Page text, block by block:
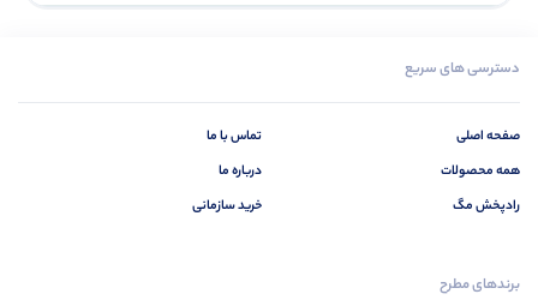
دسترسی های سریع
صفحه اصلی
همه محصولات
رادپخش مگ
تماس با ما
درباره ما
خرید سازمانی
برندهای مطرح